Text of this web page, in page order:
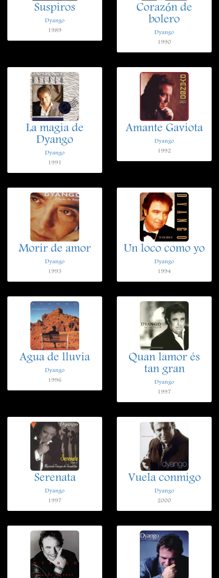
Suspiros
Dyango
1989
Corazón de
bolero
Dyango
1990
La magia de
Dyango
Dyango
1991
Amante Gaviota
Dyango
1992
Morir de amor
Dyango
1993
Un loco como yo
Dyango
1994
Agua de lluvia
Dyango
1996
Quan lamor és
tan gran
Dyango
1997
Serenata
Dyango
1997
Vuela conmigo
Dyango
2000